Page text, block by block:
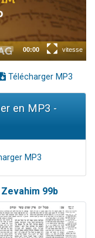
Télécharger MP3
en MP3 -
MP3
Zevahim 99b